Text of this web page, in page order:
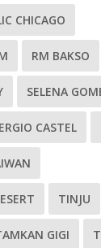
CHICAGO
RM BAKSO
SELENA
CASTEL
TINJU
GIGI